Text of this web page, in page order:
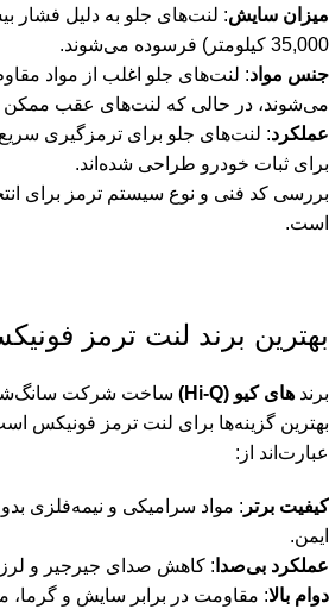
میزان سایش
35,000 کیلومتر) فرسوده می‌شوند.
جنس مواد: لنت‌های جلو اغلب از مواد
می‌شوند، در حالی که لنت‌های عقب ممکن
عملکرد: لنت‌های جلو برای ترمزگیری
برای ثبات خودرو طراحی شده‌اند.
بررسی کد فنی و نوع سیستم ترمز برای
است.
بهترین برند لنت ترمز
برند های‌ کیو (Hi-Q)
ساخت شرکت
بهترین گزینه‌ها برای لنت ترمز فونیکس
عبارت‌اند از:
کیفیت برتر : مواد سرامیکی و نیمه‌فلزی
ایمن.
عملکرد بی‌صدا : کاهش صدای جیرجیر و
دوام بالا: مقاومت در برابر سایش و گرما،